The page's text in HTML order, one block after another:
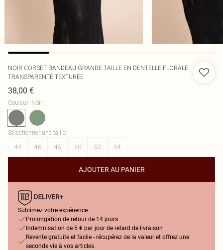
NOIR CORSET BANDEAU GRANDE TAILLE EN DENTELLE FLORALE
TRANSPARENTE TEXTURÉE
38,00 €
Couleur: Noir
Sélectionner une taille:
44
46 48 50 52 54
AJOUTER AU PANIER
Sublimez votre expérience
Prolongation de retour de 14 jours
Indemnisation de 5 € par jour de retard de livraison
Revente gratuite et facile - récupérez de la valeur et offrez une
seconde vie à vos articles.